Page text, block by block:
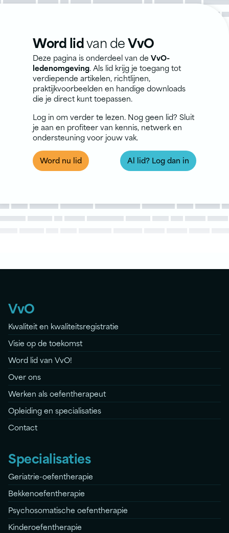
Word lidvan deVvO
Deze pagina is onderdeel van de VvO-
ledenomgeving. Als lid krijg je toegang tot
verdiepende artikelen, richtlijnen,
praktijkvoorbeelden en handige downloads
die je direct kunt toepassen.
Log in om verder te lezen. Nog geen lid? Sluit
je aan en profiteer van kennis, netwerk en
ondersteuning voor jouw vak.
Word nu lid
Al lid? Log dan in
VvO
Kwaliteit en kwaliteitsregistratie
Visie op de toekomst
Word lid van VvO!
Over ons
Werken als oefentherapeut
Opleiding en specialisaties
Contact
Specialisaties
Geriatrie-oefentherapie
Bekkenoefentherapie
Psychosomatische oefentherapie
Kinderoefentherapie